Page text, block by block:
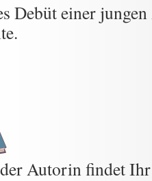
Debüt einer
Autorin findet